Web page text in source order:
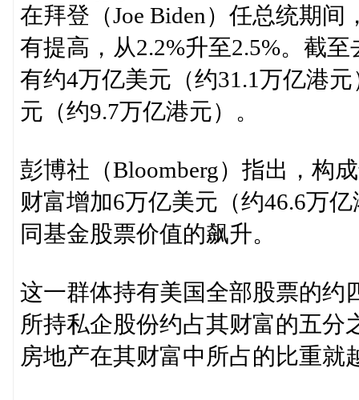
在拜登（Joe Biden）任总统期
有提高，从2.2%升至2.5%。截
有约4万亿美元（约31.1万亿港
元（约9.7万亿港元）。
彭博社（Bloomberg）指出，构
财富增加6万亿美元（约46.6万
同基金股票价值的飙升。
这一群体持有美国全部股票的约
所持私企股份约占其财富的五分
房地产在其财富中所占的比重就